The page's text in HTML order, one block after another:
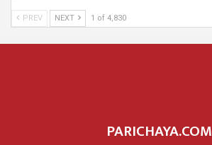
PREV NEXT 1 of 4,830
PARICHAYA.COM